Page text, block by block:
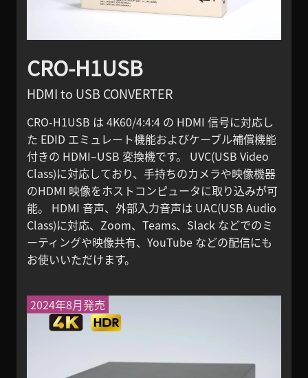
CRO-H1USB
HDMI to USB CONVERTER
CRO-H1USB は 4K60/4:4:4 の HDMI 信号に対応し
た EDID エミュレート機能およびケーブル補償機能
付きの HDMI–USB 変換機です。 UVC(USB Video
Class)に対応しており、手持ちのカメラや映像機器
のHDMI 映像をホストコンピュータに取り込みが可
能。 HDMI 音声、外部入力音声は UAC(USB Audio
Class)に対応、Zoom、Teams、Slack などでのミ
ーティングや映像共有、YouTube などの配信にも
お使いいただけます。
2024年8月発売